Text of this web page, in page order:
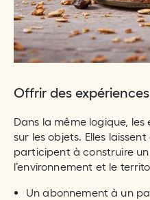
Offrir des
Dans la même logique,
sur les objets. Elles
participent à construire
l’environnement et le
Un abonnement à un